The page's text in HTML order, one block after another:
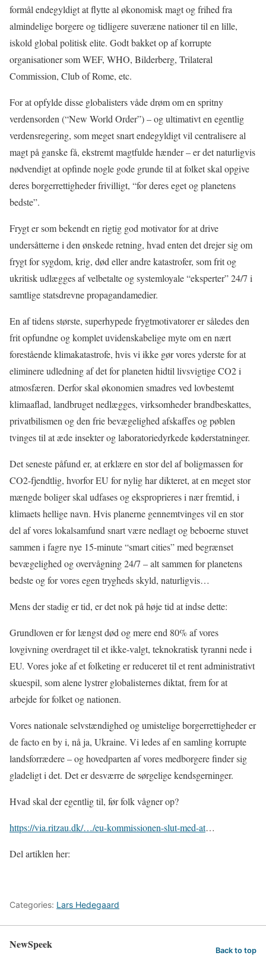
formål endegyldigt at flytte al økonomisk magt og frihed fra
almindelige borgere og tidligere suveræne nationer til en lille,
iskold global politisk elite. Godt bakket op af korrupte
organisationer som WEF, WHO, Bilderberg, Trilateral
Commission, Club of Rome, etc.
For at opfylde disse globalisters våde drøm om en spritny
verdensorden (“New World Order”) – og ultimativt en egentlig
verdensregering, som meget snart endegyldigt vil centralisere al
magt på ganske få, ekstremt magtfulde hænder – er det naturligvis
nødvendigt at opfinde nogle gode grunde til at folket skal opgive
deres borgerrettigheder frivilligt, “for deres eget og planetens
bedste”.
Frygt er som bekendt en rigtig god motivator for at drive
undersåtterne i den ønskede retning, hvad enten det drejer sig om
frygt for sygdom, krig, død eller andre katastrofer, som frit og
ukritisk udlægges af velbetalte og systemloyale “eksperter” 24/7 i
samtlige statsdrevne propagandamedier.
En af tidens største, superhypede frygtmotivatorer er således den
frit opfundne og komplet uvidenskabelige myte om en nært
forestående klimakatastrofe, hvis vi ikke gør vores yderste for at
eliminere udledning af det for planeten hidtil livsvigtige CO2 i
atmosfæren. Derfor skal økonomien smadres ved lovbestemt
klimaaflad, landbruget nedlægges, virksomheder brandbeskattes,
privatbilismen og den frie bevægelighed afskaffes og pøblen
tvinges til at æde insekter og laboratoriedyrkede køderstatninger.
Det seneste påfund er, at erklære en stor del af boligmassen for
CO2-fjendtlig, hvorfor EU for nylig har dikteret, at en meget stor
mængde boliger skal udfases og eksproprieres i nær fremtid, i
klimaets hellige navn. Hvis planerne gennemtvinges vil en stor
del af vores lokalsamfund snart være nedlagt og beboerne stuvet
sammen i fagre nye 15-minute “smart cities” med begrænset
bevægelighed og overvågning 24/7 – alt sammen for planetens
bedste og for vores egen trygheds skyld, naturligvis…
Mens der stadig er tid, er det nok på høje tid at indse dette:
Grundloven er for længst død og mere end 80% af vores
lovgivning overdraget til et ikke-valgt, teknokratisk tyranni nede i
EU. Vores joke af et folketing er reduceret til et rent administrativt
skuespil, som alene lystrer globalisternes diktat, frem for at
arbejde for folket og nationen.
Vores nationale selvstændighed og umistelige borgerrettigheder er
de facto en by i, nå ja, Ukraine. Vi ledes af en samling korrupte
landsforrædere – og hovedparten af vores medborgere finder sig
gladeligt i det. Det er desværre de sørgelige kendsgerninger.
Hvad skal der egentlig til, før folk vågner op?
https://via.ritzau.dk/…/eu-kommissionen-slut-med-at…
Del artiklen her:
Categories: Lars Hedegaard
NewSpeek Back to top